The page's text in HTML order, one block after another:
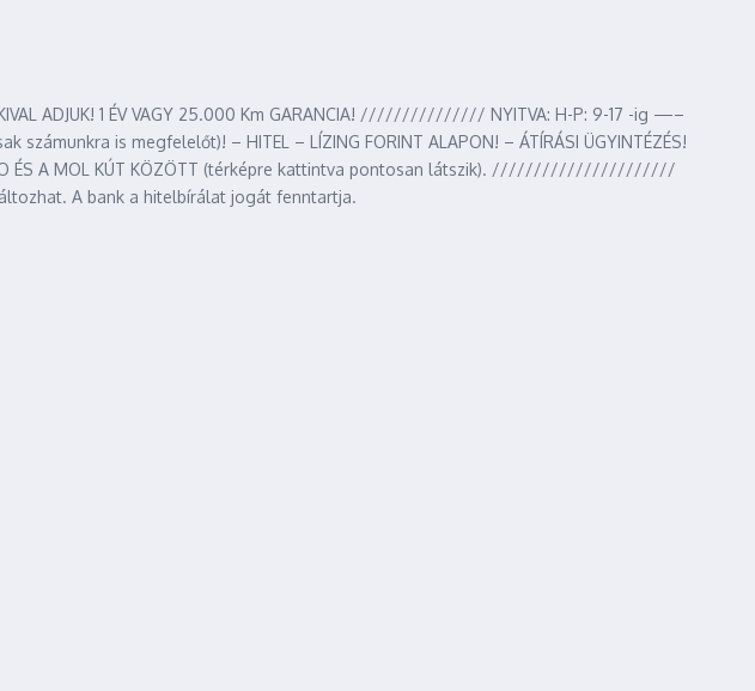
ADJUK! 1 ÉV VAGY 25.000 Km GARANCIA! /////////////// NYITVA: H-P: 9-17 -ig —–
is megfelelőt)! – HITEL – LÍZING FORINT ALAPON! – ÁTÍRÁSI ÜGYINTÉZÉS!
ÉS A MOL KÚT KÖZÖTT (térképre kattintva pontosan látszik). //////////////////////
A bank a hitelbírálat jogát fenntartja.